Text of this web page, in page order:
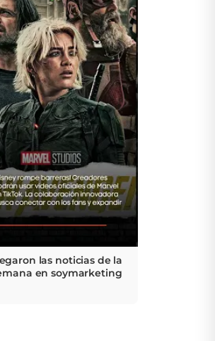
las noticias de la
en soymarketing